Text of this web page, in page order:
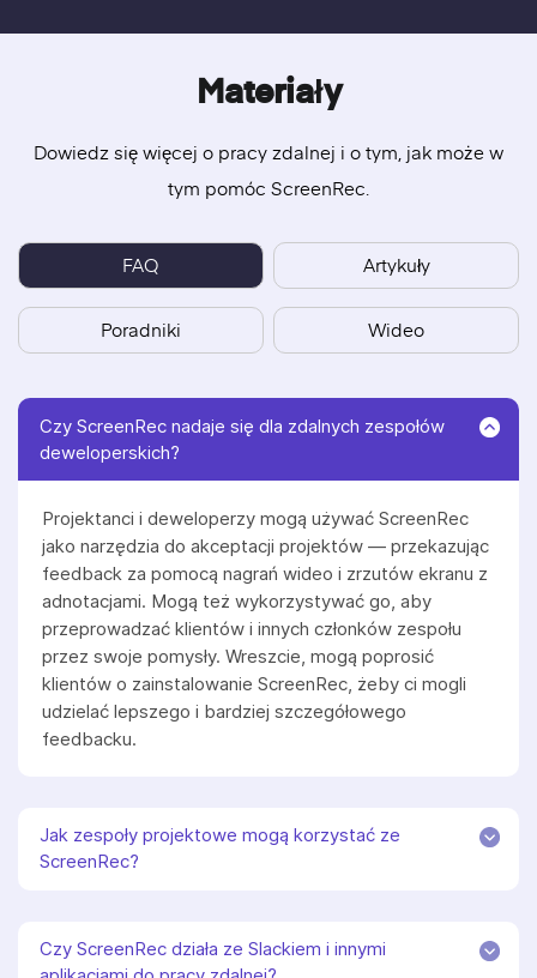
Materiały
Dowiedz się więcej o pracy zdalnej i o tym, jak może w
tym pomóc ScreenRec.
FAQ Artykuły
Poradniki Wideo
Czy ScreenRec nadaje się dla zdalnych zespołów
deweloperskich?
Projektanci i deweloperzy mogą używać ScreenRec
jako narzędzia do akceptacji projektów — przekazując
feedback za pomocą nagrań wideo i zrzutów ekranu z
adnotacjami. Mogą też wykorzystywać go, aby
przeprowadzać klientów i innych członków zespołu
przez swoje pomysły. Wreszcie, mogą poprosić
klientów o zainstalowanie ScreenRec, żeby ci mogli
udzielać lepszego i bardziej szczegółowego
feedbacku.
Jak zespoły projektowe mogą korzystać ze
ScreenRec?
Czy ScreenRec działa ze Slackiem i innymi